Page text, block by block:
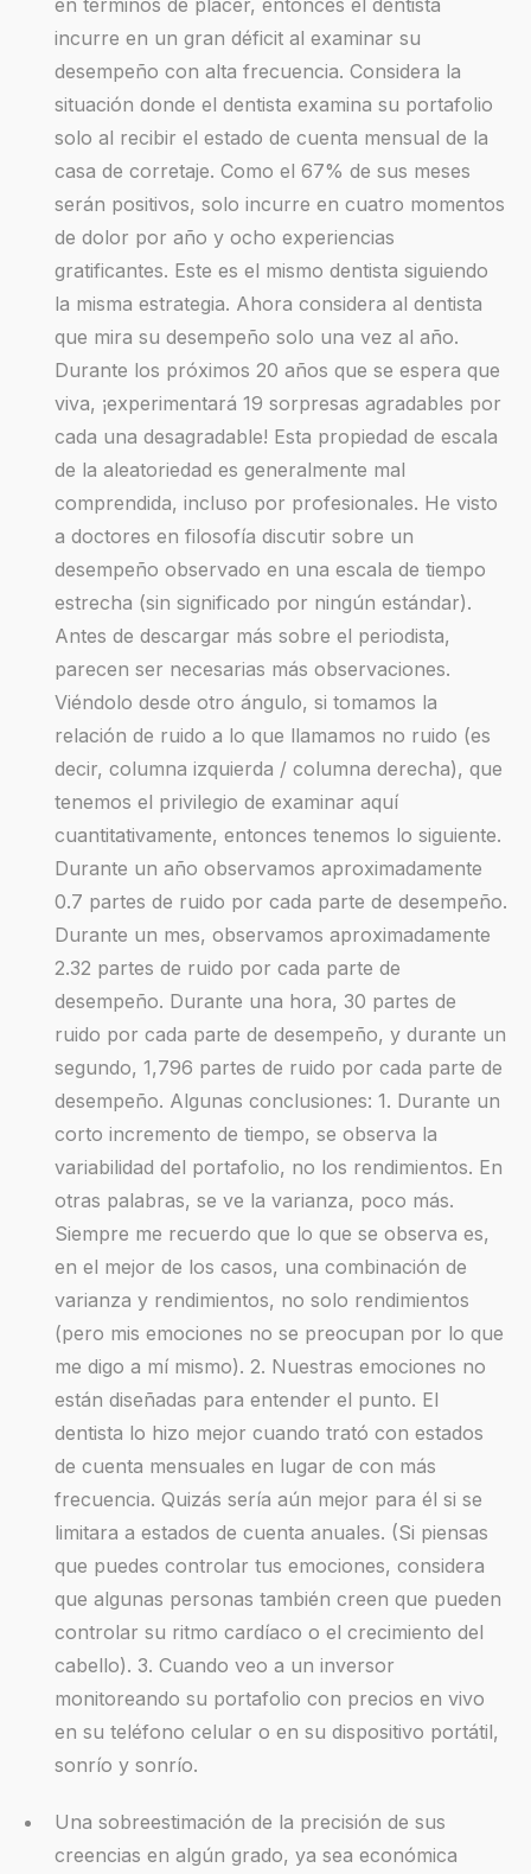
incurre en un gran déficit al examinar su
desempeño con alta frecuencia. Considera la
situación donde el dentista examina su portafolio
solo al recibir el estado de cuenta mensual de la
casa de corretaje. Como el 67% de sus meses
serán positivos, solo incurre en cuatro momentos
de dolor por año y ocho experiencias
gratificantes. Este es el mismo dentista siguiendo
la misma estrategia. Ahora considera al dentista
que mira su desempeño solo una vez al año.
Durante los próximos 20 años que se espera que
viva, ¡experimentará 19 sorpresas agradables por
cada una desagradable! Esta propiedad de escala
de la aleatoriedad es generalmente mal
comprendida, incluso por profesionales. He visto
a doctores en filosofía discutir sobre un
desempeño observado en una escala de tiempo
estrecha (sin significado por ningún estándar).
Antes de descargar más sobre el periodista,
parecen ser necesarias más observaciones.
Viéndolo desde otro ángulo, si tomamos la
relación de ruido a lo que llamamos no ruido (es
decir, columna izquierda / columna derecha), que
tenemos el privilegio de examinar aquí
cuantitativamente, entonces tenemos lo siguiente.
Durante un año observamos aproximadamente
0.7 partes de ruido por cada parte de desempeño.
Durante un mes, observamos aproximadamente
2.32 partes de ruido por cada parte de
desempeño. Durante una hora, 30 partes de
ruido por cada parte de desempeño, y durante un
segundo, 1,796 partes de ruido por cada parte de
desempeño. Algunas conclusiones: 1. Durante un
corto incremento de tiempo, se observa la
variabilidad del portafolio, no los rendimientos. En
otras palabras, se ve la varianza, poco más.
Siempre me recuerdo que lo que se observa es,
en el mejor de los casos, una combinación de
varianza y rendimientos, no solo rendimientos
(pero mis emociones no se preocupan por lo que
me digo a mí mismo). 2. Nuestras emociones no
están diseñadas para entender el punto. El
dentista lo hizo mejor cuando trató con estados
de cuenta mensuales en lugar de con más
frecuencia. Quizás sería aún mejor para él si se
limitara a estados de cuenta anuales. (Si piensas
que puedes controlar tus emociones, considera
que algunas personas también creen que pueden
controlar su ritmo cardíaco o el crecimiento del
cabello). 3. Cuando veo a un inversor
monitoreando su portafolio con precios en vivo
en su teléfono celular o en su dispositivo portátil,
sonrío y sonrío.
Una sobreestimación de la precisión de sus
creencias en algún grado, ya sea económica